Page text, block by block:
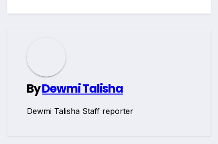
ByDewmi Talisha
Dewmi Talisha Staff reporter